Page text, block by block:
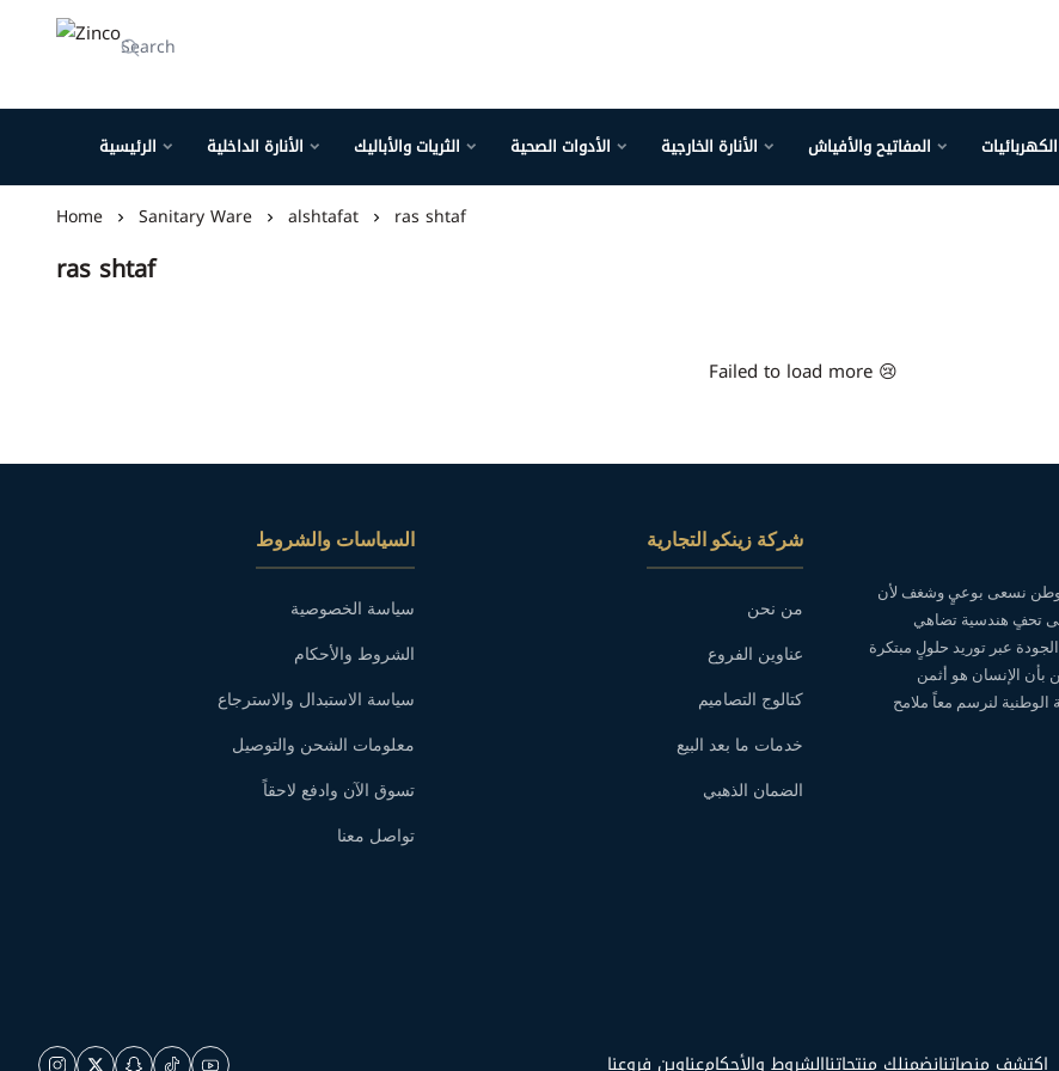
الرئيسية الأنارة الداخلية الثريات والأباليك الأدوات الصحية الأنارة الخارجية المفاتيح والأفياش الكهربائيات
Home Sanitary Ware alshtafat ras shtaf
ras shtaf
Failed to load more 😢
نسعى بوعيٍ وشغف لأن
تحفٍ هندسية تضاهي
عبر توريد حلولٍ مبتكرة
بأن الإنسان هو أثمن
الوطنية لنرسم معاً ملامح
شركة زينكو التجارية
من نحن
عناوين الفروع
كتالوج التصاميم
خدمات ما بعد البيع
الضمان الذهبي
السياسات والشروط
سياسة الخصوصية
الشروط والأحكام
سياسة الاستبدال والاسترجاع
معلومات الشحن والتوصيل
تسوق الآن وادفع لاحقاً
تواصل معنا
عناوين فروعناالشروط والأحكامنضمنلك منتجاتنااكتشف منصاتنا